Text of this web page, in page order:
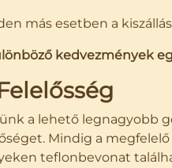
más esetben a
kedvezmények
a lehető legnagyobb
Mindig a
teflonbevonat